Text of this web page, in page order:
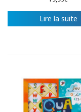
Lire la suite